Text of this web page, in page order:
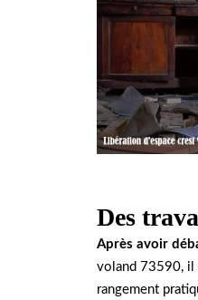
Des
Après avoir
voland 73590, il
rangement